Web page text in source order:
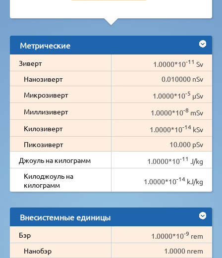
Метрические
Зиверт 1.0000*10-11 Sv
Нанозиверт
0.010000 nSv
Микрозиверт
1.0000*10-5 µSv
Миллизиверт
1.0000*10-8 mSv
Килозиверт
1.0000*10-14 kSv
Пикозиверт
10.000 pSv
Джоуль на килограмм
1.0000*10-11 J/kg
Килоджоуль на
килограмм
1.0000*10-14 kJ/kg
Внесистемные единицы
Бэр 1.0000*10-9 rem
Нанобэр
1.0000 nrem